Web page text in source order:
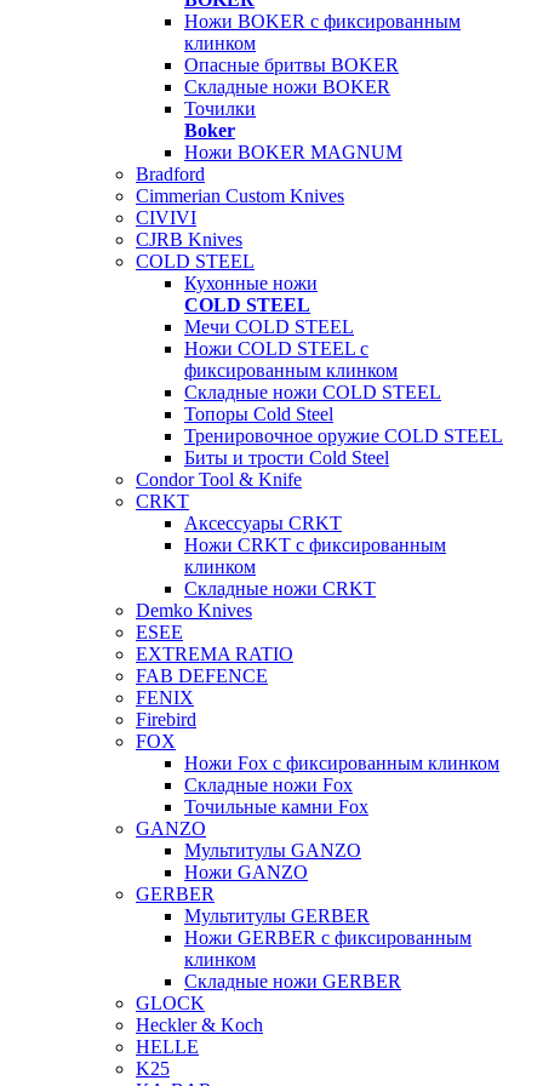
Ножи BOKER с фиксированным
клинком
Опасные бритвы BOKER
Складные ножи BOKER
Точилки
Boker
Ножи BOKER MAGNUM
Bradford
Cimmerian Custom Knives
CIVIVI
CJRB Knives
COLD STEEL
Кухонные ножи
COLD STEEL
Мечи COLD STEEL
Ножи COLD STEEL с
фиксированным клинком
Складные ножи COLD STEEL
Топоры Cold Steel
Тренировочное оружие COLD STEEL
Биты и трости Cold Steel
Condor Tool & Knife
CRKT
Аксессуары CRKT
Ножи CRKT с фиксированным
клинком
Складные ножи CRKT
Demko Knives
ESEE
EXTREMA RATIO
FAB DEFENCE
FENIX
Firebird
FOX
Ножи Fox с фиксированным клинком
Складные ножи Fox
Точильные камни Fox
GANZO
Мультитулы GANZO
Ножи GANZO
GERBER
Мультитулы GERBER
Ножи GERBER с фиксированным
клинком
Складные ножи GERBER
GLOCK
Heckler & Koch
HELLE
K25